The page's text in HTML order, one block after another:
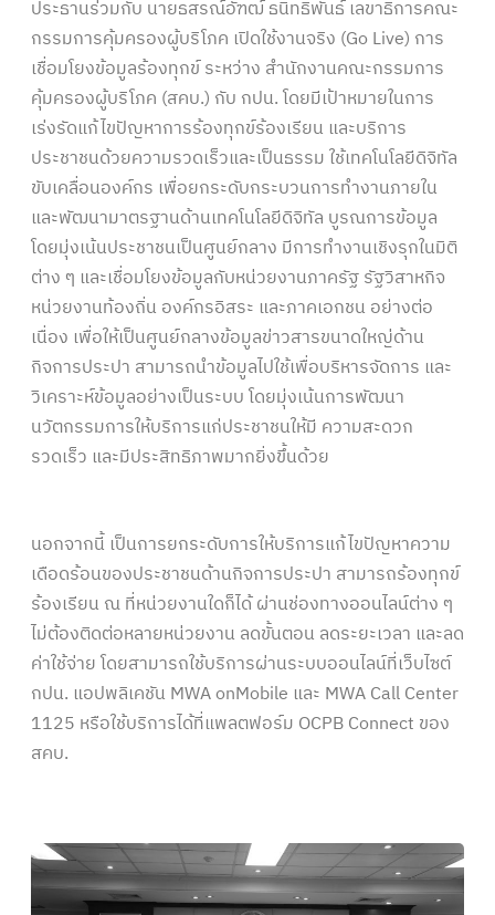
ประธานร่วมกับ นายธสรณ์อัฑฒ์ ธนิทธิพันธ์ เลขาธิการคณะ
กรรมการคุ้มครองผู้บริโภค เปิดใช้งานจริง (Go Live) การ
เชื่อมโยงข้อมูลร้องทุกข์ ระหว่าง สํานักงานคณะกรรมการ
คุ้มครองผู้บริโภค (สคบ.) กับ กปน. โดยมีเป้าหมายในการ
เร่งรัดแก้ไขปัญหาการร้องทุกข์ร้องเรียน และบริการ
ประชาชนด้วยความรวดเร็วและเป็นธรรม ใช้เทคโนโลยีดิจิทัล
ขับเคลื่อนองค์กร เพื่อยกระดับกระบวนการทํางานภายใน
และพัฒนามาตรฐานด้านเทคโนโลยีดิจิทัล บูรณการข้อมูล
โดยมุ่งเน้นประชาชนเป็นศูนย์กลาง มีการทํางานเชิงรุกในมิติ
ต่าง ๆ และเชื่อมโยงข้อมูลกับหน่วยงานภาครัฐ รัฐวิสาหกิจ
หน่วยงานท้องถิ่น องค์กรอิสระ และภาคเอกชน อย่างต่อ
เนื่อง เพื่อให้เป็นศูนย์กลางข้อมูลข่าวสารขนาดใหญ่ด้าน
กิจการประปา สามารถนำข้อมูลไปใช้เพื่อบริหารจัดการ และ
วิเคราะห์ข้อมูลอย่างเป็นระบบ โดยมุ่งเน้นการพัฒนา
นวัตกรรมการให้บริการแก่ประชาชนให้มี ความสะดวก
รวดเร็ว และมีประสิทธิภาพมากยิ่งขึ้นด้วย
นอกจากนี้ เป็นการยกระดับการให้บริการแก้ไขปัญหาความ
เดือดร้อนของประชาชนด้านกิจการประปา สามารถร้องทุกข์
ร้องเรียน ณ ที่หน่วยงานใดก็ได้ ผ่านช่องทางออนไลน์ต่าง ๆ
ไม่ต้องติดต่อหลายหน่วยงาน ลดขั้นตอน ลดระยะเวลา และลด
ค่าใช้จ่าย โดยสามารถใช้บริการผ่านระบบออนไลน์ที่เว็บไซต์
กปน. แอปพลิเคชัน MWA onMobile และ MWA Call Center
1125 หรือใช้บริการได้ที่แพลตฟอร์ม OCPB Connect ของ
สคบ.